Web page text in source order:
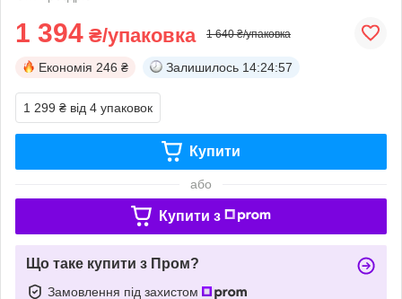
1 394 ₴/упаковка 1 640 ₴/упаковка
Економія 246 ₴ Залишилось 14:24:56
1 299 ₴ від 4 упаковок
Купити
або
Купити з
Що таке купити з Пром?
Замовлення під захистом